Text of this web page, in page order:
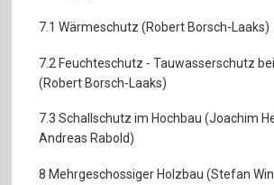
7.1 Wärmeschutz (Robert Borsch-Laaks)
7.2 Feuchteschutz - Tauwasserschutz
(Robert Borsch-Laaks)
7.3 Schallschutz im Hochbau (Joachim
Andreas Rabold)
8 Mehrgeschossiger Holzbau (Stefan